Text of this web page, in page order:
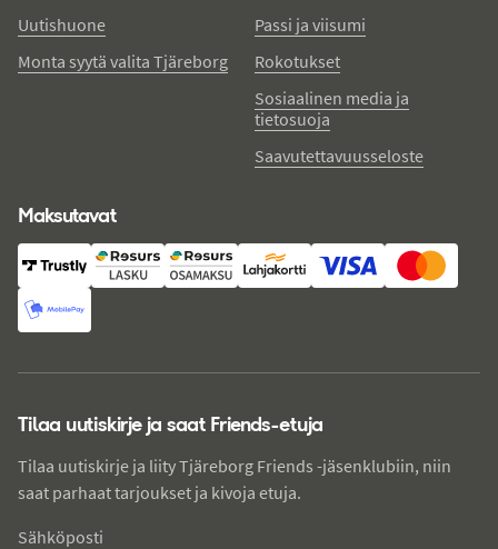
Uutishuone
Monta syytä valita Tjäreborg
Passi ja viisumi
Rokotukset
Sosiaalinen media ja
tietosuoja
Saavutettavuusseloste
Maksutavat
Tilaa uutiskirje ja saat Friends-etuja
Tilaa uutiskirje ja liity Tjäreborg Friends -jäsenklubiin, niin
saat parhaat tarjoukset ja kivoja etuja.
Sähköposti